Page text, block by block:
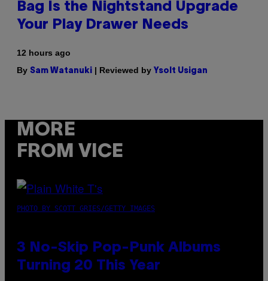
Bag Is the Nightstand Upgrade
Your Play Drawer Needs
12 hours ago
By Sam Watanuki | Reviewed by Ysolt Usigan
MORE
FROM VICE
PHOTO BY SCOTT GRIES/GETTY IMAGES
3 No-Skip Pop-Punk Albums
Turning 20 This Year